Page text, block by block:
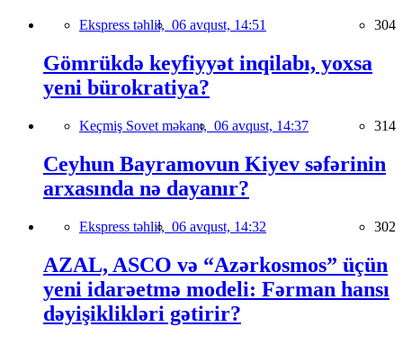
Ekspress təhlil, 06 avqust, 14:51 304
Gömrükdə keyfiyyət inqilabı, yoxsa
yeni bürokratiya?
Keçmiş Sovet məkanı, 06 avqust, 14:37 314
Ceyhun Bayramovun Kiyev səfərinin
arxasında nə dayanır?
Ekspress təhlil, 06 avqust, 14:32 302
AZAL, ASCO və “Azərkosmos” üçün
yeni idarəetmə modeli: Fərman hansı
dəyişiklikləri gətirir?